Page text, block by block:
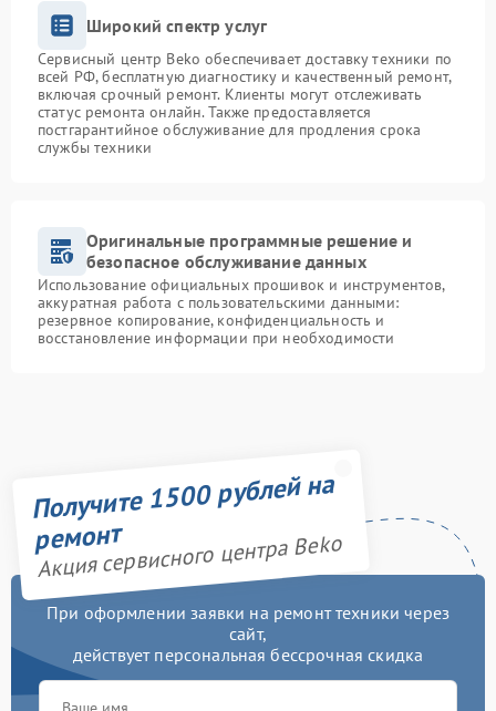
Широкий спектр услуг
Сервисный центр Beko обеспечивает доставку техники по
всей РФ, бесплатную диагностику и качественный ремонт,
включая срочный ремонт. Клиенты могут отслеживать
статус ремонта онлайн. Также предоставляется
постгарантийное обслуживание для продления срока
службы техники
Оригинальные программные решение и
безопасное обслуживание данных
Использование официальных прошивок и инструментов,
аккуратная работа с пользовательскими данными:
резервное копирование, конфиденциальность и
восстановление информации при необходимости
Получите 1500 рублей на
ремонт
Акция сервисного центра Beko
При оформлении заявки на ремонт техники через
сайт,
действует персональная бессрочная скидка